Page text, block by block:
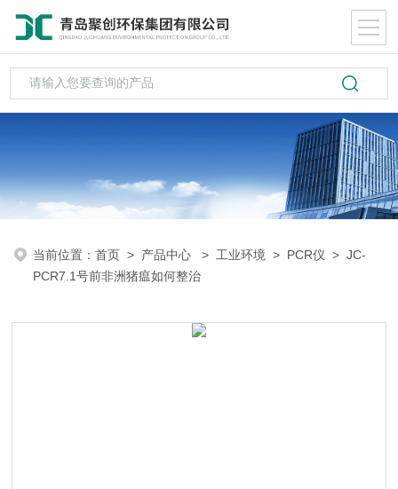
当前位置：首页 > 产品中心 > 工业环境 > PCR仪 > JC-
PCR7.1号前非洲猪瘟如何整治